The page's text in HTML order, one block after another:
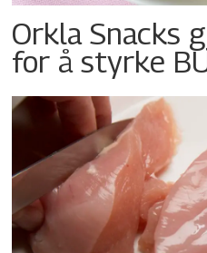
Orkla Snacks
for å styrke